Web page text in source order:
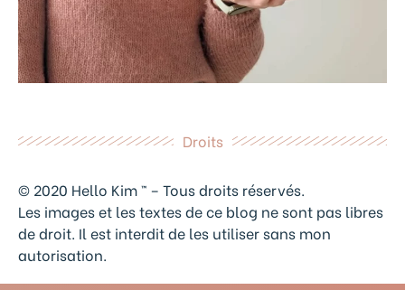
Droits
© 2020 Hello Kim ™ – Tous droits réservés.
Les images et les textes de ce blog ne sont pas libres
de droit. Il est interdit de les utiliser sans mon
autorisation.